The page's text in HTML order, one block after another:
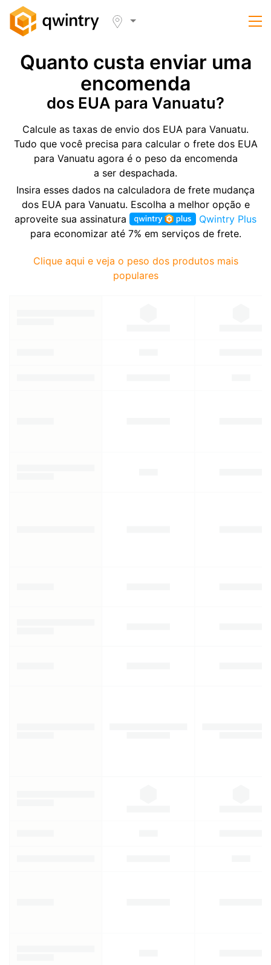
Quanto custa enviar uma
encomenda
dos EUA para Vanuatu?
Calcule as taxas de envio dos EUA para Vanuatu.
Tudo que você precisa para calcular o frete dos EUA
para Vanuatu agora é o peso da encomenda
a ser despachada.
Insira esses dados na calculadora de frete mudança
dos EUA para Vanuatu. Escolha a melhor opção e
aproveite sua assinatura
Qwintry Plus
para economizar até 7% em serviços de frete.
Clique aqui e veja o peso dos produtos mais
populares